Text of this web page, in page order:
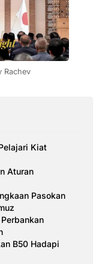
Rachev
Kiat
Aturan
Pasokan
B50 Hadapi